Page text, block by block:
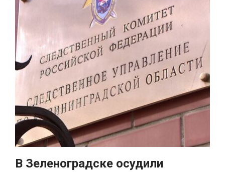
В Зеленоградске осудили